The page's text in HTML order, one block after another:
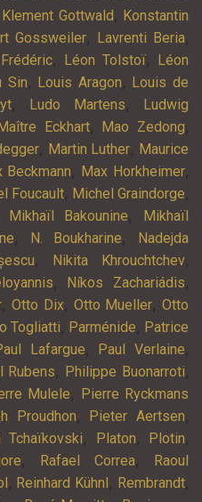
Klement Gottwald , Konstantin
Gossweiler, Lavrenti Beria,
, Léon Tolstoï,
Léon
Sin, Louis Aragon, Louis de
, Ludo Martens,
Ludwig
Maître Eckhart, Mao Zedong,
, Martin Luther, Maurice
Beckmann, Max Horkheimer,
Foucault, Michel Graindorge,
Mikhaïl Bakounine,
Mikhaïl
, N. Boukharine,
Nadejda
, Nikita Khrouchtchev,
, Níkos Zachariádis,
, Otto Dix, Otto Mueller, Otto
Togliatti, Parménide, Patrice
Lafargue, Paul Verlaine,
Rubens, Philippe Buonarroti,
Mulele,
Pierre Ryckmans
Proudhon, Pieter Aertsen,
, Platon, Plotin,
, Rafael Correa,
Raoul
, Reinhard Kühnl , Rembrandt,